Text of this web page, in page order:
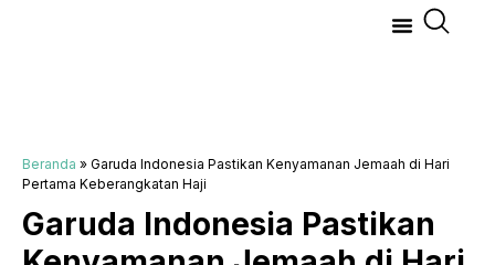
Beranda » Garuda Indonesia Pastikan Kenyamanan Jemaah di Hari
Pertama Keberangkatan Haji
Garuda Indonesia Pastikan